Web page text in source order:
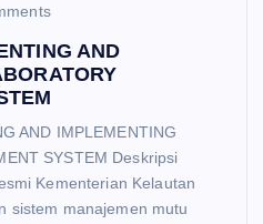
AND
AND IMPLEMENTING
SYSTEM Deskripsi
Kementerian Kelautan
sistem manajemen mutu